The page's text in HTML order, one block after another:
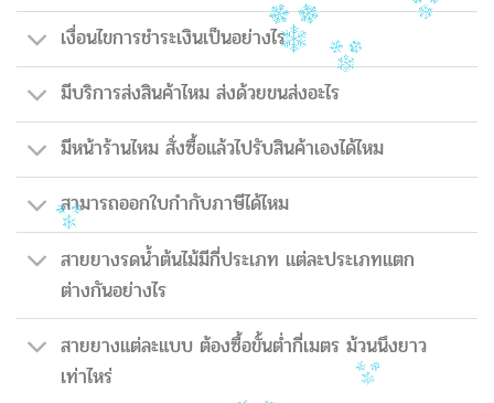
เงื่อนไขการชำระเงินเป็นอย่างไร
มีบริการส่งสินค้าไหม ส่งด้วยขนส่งอะไร
มีหน้าร้านไหม สั่งซื้อแล้วไปรับสินค้าเองได้ไหม
สามารถออกใบกำกับภาษีได้ไหม
สายยางรดน้ำต้นไม้มีกี่ประเภท แต่ละประเภทแตก
ต่างกันอย่างไร
สายยางแต่ละแบบ ต้องซื้อขั้นต่ำกี่เมตร ม้วนนึงยาว
เท่าไหร่